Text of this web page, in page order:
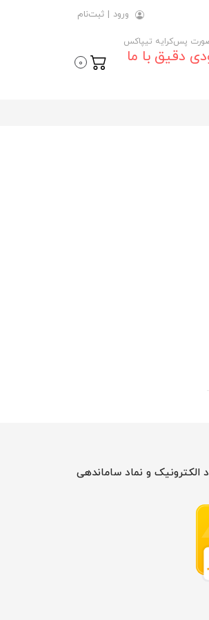
ورود | ثبت‌نام
دقیق با ما
0
الکترونیک و نماد ساماندهی